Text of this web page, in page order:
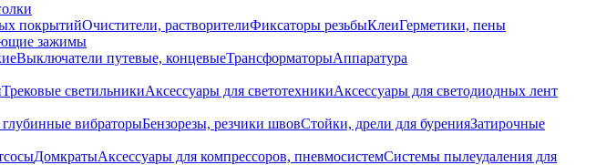
покрытийОчистители, растворителиФиксаторы резьбыКлеиГерметики, пены
зажимы
Выключатели путевые, концевыеТрансформаторыАппаратура
Трековые светильникиАксессуары для светотехникиАксессуары для светодиодных лент
вибраторыБензорезы, резчики швовСтойки, дрели для буренияЗатирочные
ДомкратыАксессуары для компрессоров, пневмосистемСистемы пылеудаления для